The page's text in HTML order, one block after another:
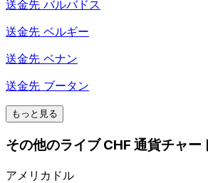
送金先 バルバドス
送金先 ベルギー
送金先 ベナン
送金先 ブータン
もっと見る
その他のライブ CHF 通貨チャー
アメリカドル